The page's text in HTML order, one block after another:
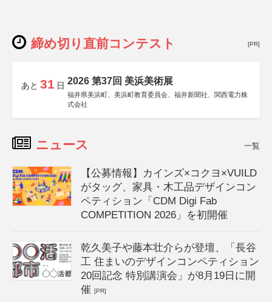
締め切り直前コンテスト [PR]
あと 31 日 2026 第37回 美浜美術展
福井県美浜町、美浜町教育委員会、福井新聞社、関西電力株
式会社
ニュース 一覧
【公募情報】カインズ×コクヨ×VUILD
がタッグ、家具・木工品デザインコン
ペティション「CDM Digi Fab
COMPETITION 2026」を初開催
乾久美子や藤本壮介らが登壇、「長谷
工 住まいのデザインコンペティション
20回記念 特別講演会」が8月19日に開
催[PR]